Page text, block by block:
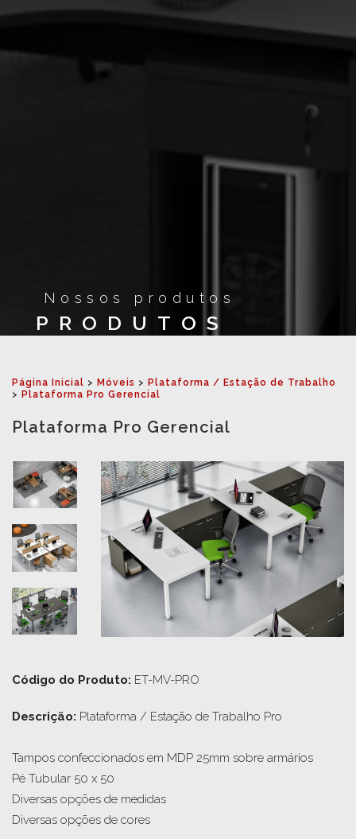
Nossos produtos
PRODUTOS
Página Inicial > Móveis > Plataforma / Estação de Trabalho
> Plataforma Pro Gerencial
Plataforma Pro Gerencial
Código do Produto: ET-MV-PRO
Descrição: Plataforma / Estação de Trabalho Pro
Tampos confeccionados em MDP 25mm sobre armários
Pé Tubular 50 x 50
Diversas opções de medidas
Diversas opções de cores